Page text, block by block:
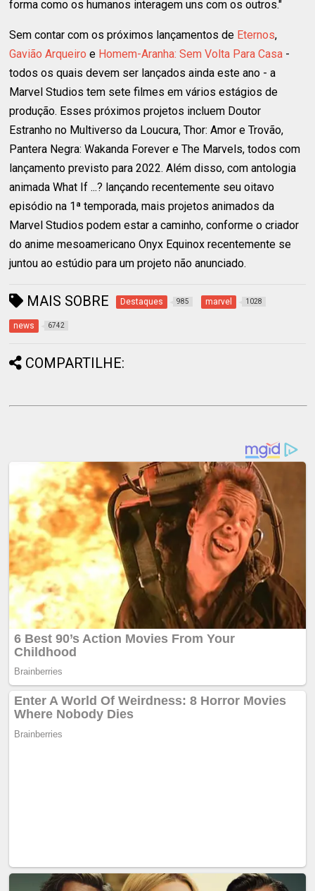
forma como os humanos interagem uns com os outros."
Sem contar com os próximos lançamentos de Eternos,
Gavião Arqueiro e Homem-Aranha: Sem Volta Para Casa -
todos os quais devem ser lançados ainda este ano - a
Marvel Studios tem sete filmes em vários estágios de
produção. Esses próximos projetos incluem Doutor
Estranho no Multiverso da Loucura, Thor: Amor e Trovão,
Pantera Negra: Wakanda Forever e The Marvels, todos com
lançamento previsto para 2022. Além disso, com antologia
animada What If ...? lançando recentemente seu oitavo
episódio na 1ª temporada, mais projetos animados da
Marvel Studios podem estar a caminho, conforme o criador
do anime mesoamericano Onyx Equinox recentemente se
juntou ao estúdio para um projeto não anunciado.
MAIS SOBRE Destaques 985 marvel 1028
news 6742
COMPARTILHE: